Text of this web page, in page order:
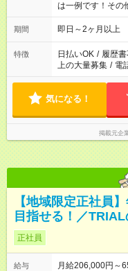
は一例です！その
期間 即日～2ヶ月以上
特徴 日払いOK / 履歴
上の大量募集 / 電
気になる！
掲載元企
【地域限定正社員
目指せる！／
正社員
給与
月給206,000円～